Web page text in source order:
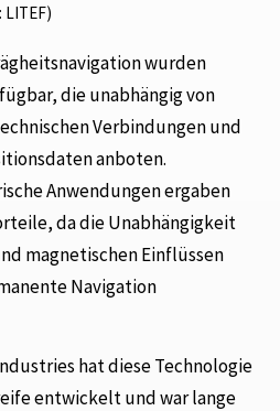
wurden
die unabhängig von
Verbindungen und
anboten.
Anwendungen ergaben
da die Unabhängigkeit
magnetischen Einflüssen
Navigation
hat diese Technologie
entwickelt und war lange